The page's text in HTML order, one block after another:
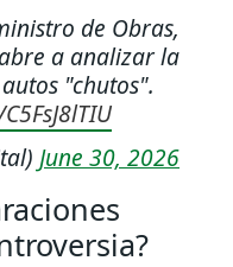
de Obras,
a analizar la
"chutos".
June 30, 2026